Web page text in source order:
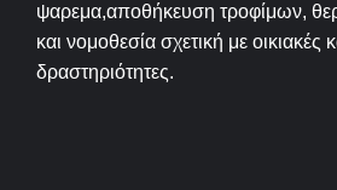
ψαρεμα,αποθήκευση τροφίμων,
και νομοθεσία σχετική με οικιακές
δραστηριότητες.